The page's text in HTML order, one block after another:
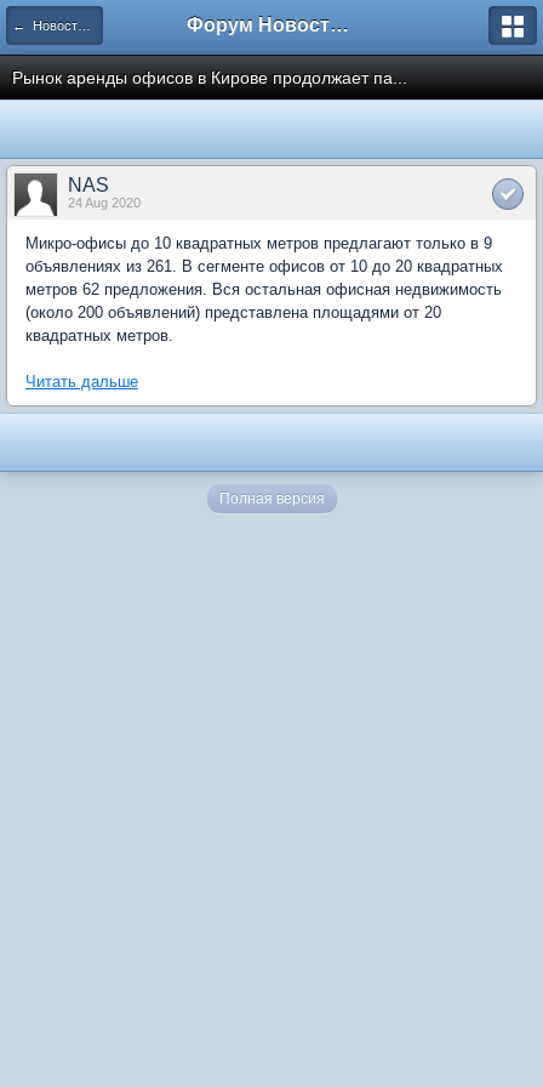
← Новости рынка недвижимости Форум Новостройки
Рынок аренды офисов в Кирове продолжает па...
NAS
24 Aug 2020
Микро-офисы до 10 квадратных метров предлагают только в 9
объявлениях из 261. В сегменте офисов от 10 до 20 квадратных
метров 62 предложения. Вся остальная офисная недвижимость
(около 200 объявлений) представлена площадями от 20
квадратных метров.
Читать дальше
Полная версия